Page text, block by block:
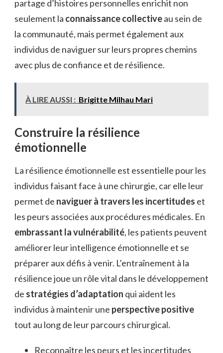
partage d’histoires personnelles enrichit non
seulement la connaissance collectiveau sein de
la communauté, mais permet également aux
individus de naviguer sur leurs propres chemins
avec plus de confiance et de résilience.
À LIRE AUSSI : Brigitte Milhau Mari
Construire la résilience
émotionnelle
La résilience émotionnelle est essentielle pour les
individus faisant face à une chirurgie, car elle leur
permet de naviguer à travers les incertitudes et
les peurs associées aux procédures médicales. En
embrassant la vulnérabilité, les patients peuvent
améliorer leur intelligence émotionnelle et se
préparer aux défis à venir. L’entraînement à la
résilience joue un rôle vital dans le développement
de stratégies d’adaptation qui aident les
individus à maintenir une perspective positive
tout au long de leur parcours chirurgical.
Reconnaître les peurs et les incertitudes